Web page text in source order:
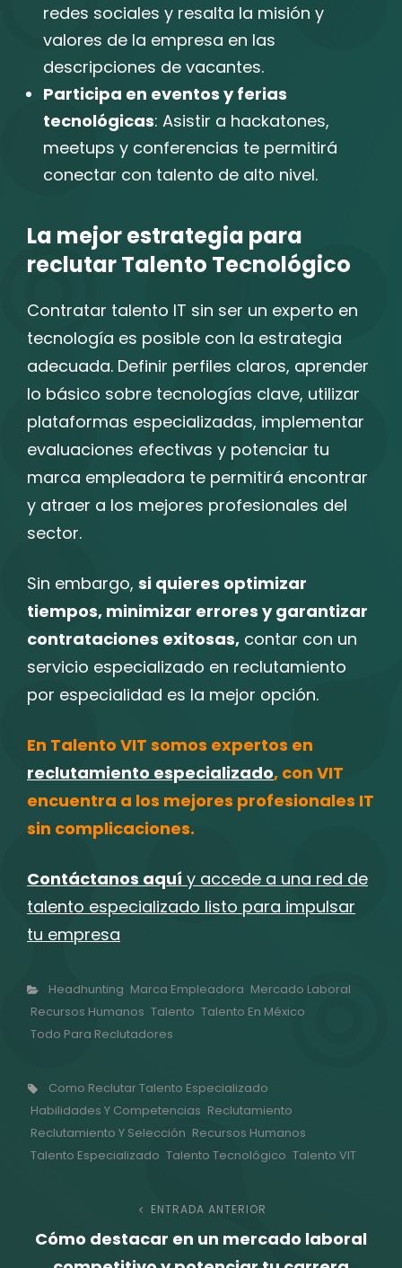
redes sociales y resalta la misión y
valores de la empresa en las
descripciones de vacantes.
Participa en eventos y ferias
tecnológicas: Asistir a hackatones,
meetups y conferencias te permitirá
conectar con talento de alto nivel.
La mejor estrategia para
reclutar Talento Tecnológico
Contratar talento IT sin ser un experto en
tecnología es posible con la estrategia
adecuada. Definir perfiles claros, aprender
lo básico sobre tecnologías clave, utilizar
plataformas especializadas, implementar
evaluaciones efectivas y potenciar tu
marca empleadora te permitirá encontrar
y atraer a los mejores profesionales del
sector.
Sin embargo, si quieres optimizar
tiempos, minimizar errores y garantizar
contrataciones exitosas, contar con un
servicio especializado en reclutamiento
por especialidad es la mejor opción.
En Talento VIT somos expertos en
reclutamiento especializado, con VIT
encuentra a los mejores profesionales IT
sin complicaciones.
Contáctanos aquí y accede a una red de
talento especializado listo para impulsar
tu empresa
Categorías
Headhunting Marca Empleadora Mercado Laboral
Recursos Humanos Talento Talento En México
Todo Para Reclutadores
Etiquetas,
Como Reclutar Talento Especializado
Habilidades Y Competencias Reclutamiento
Reclutamiento Y Selección Recursos Humanos
Talento Especializado Talento Tecnológico Talento VIT
NavegaciónEntrada
anterior
ENTRADA ANTERIOR
Cómo destacar en un mercado laboral